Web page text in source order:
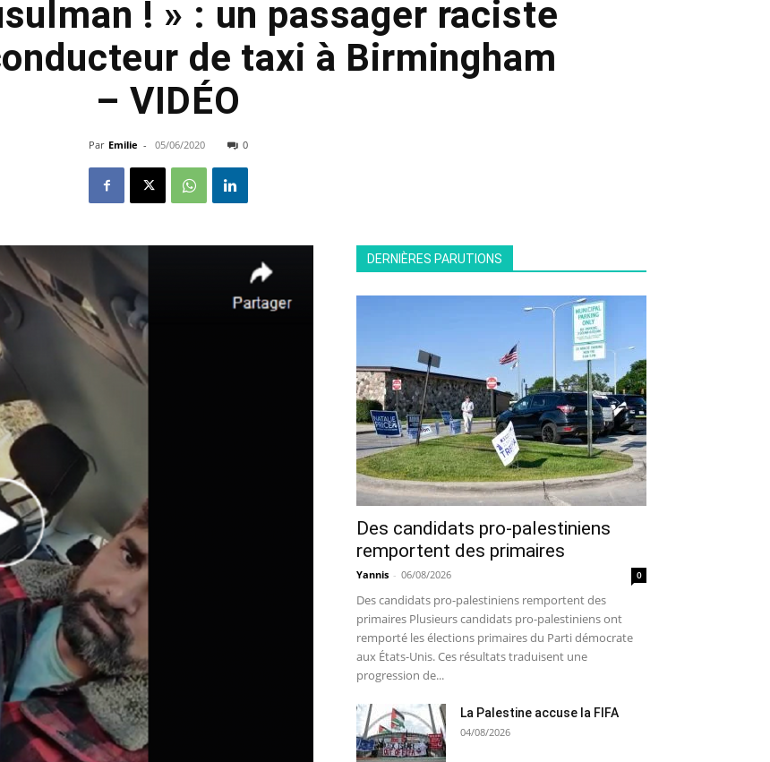
! » : un passager raciste
de taxi à Birmingham
– VIDÉO
Par Emilie - 05/06/2020 0
DERNIÈRES PARUTIONS
Des candidats pro-palestiniens
remportent des primaires
Yannis - 06/08/2026 0
Des candidats pro-palestiniens remportent des
primaires Plusieurs candidats pro-palestiniens ont
remporté les élections primaires du Parti démocrate
aux États-Unis. Ces résultats traduisent une
progression de...
La Palestine accuse la FIFA
04/08/2026